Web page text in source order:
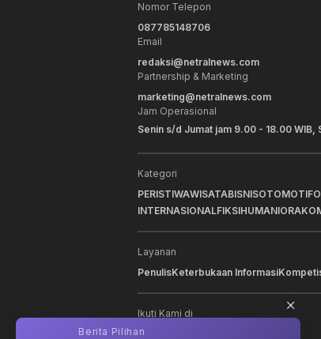
Nomor Telepon
087785148706
Email
redaksi@netralnews.com
Partnership & Marketing
marketing@netralnews.com
Jam Operasional
Senin s/d Jumat jam 9.00 - 18.00 WIB,
Kategori
PERISTIWAWISATABISNISOTOMOTIF
INTERNASIONALFIKSIHUMANIORA
Layanan
PenulisKeterbukaan Informasi
Ikuti Kami di
Berita Pilihan